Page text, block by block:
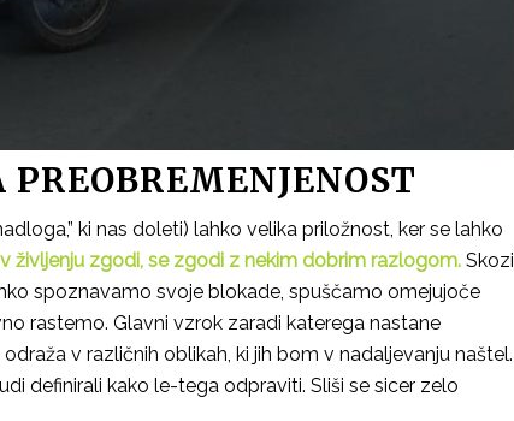
ki nas doleti) lahko velika priložnost, ker se lahko
življenju zgodi, se zgodi z nekim dobrim razlogom. Skozi
spoznavamo svoje blokade, spuščamo omejujoče
rastemo. Glavni vzrok zaradi katerega nastane
v različnih oblikah, ki jih bom v nadaljevanju naštel.
definirali kako le-tega odpraviti. Sliši se sicer zelo